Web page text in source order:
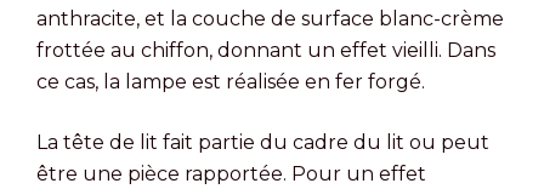
anthracite, et la couche de surface blanc-crème
frottée au chiffon, donnant un effet vieilli. Dans
ce cas, la lampe est réalisée en fer forgé.
La tête de lit fait partie du cadre du lit ou peut
être une pièce rapportée. Pour un effet